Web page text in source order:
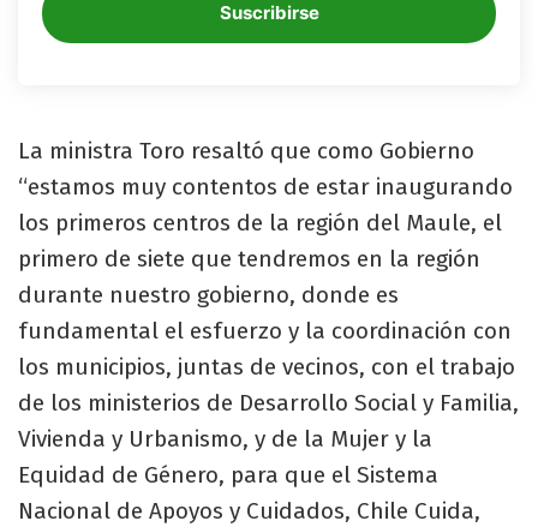
Suscribirse
La ministra Toro resaltó que como Gobierno
“estamos muy contentos de estar inaugurando
los primeros centros de la región del Maule, el
primero de siete que tendremos en la región
durante nuestro gobierno, donde es
fundamental el esfuerzo y la coordinación con
los municipios, juntas de vecinos, con el trabajo
de los ministerios de Desarrollo Social y Familia,
Vivienda y Urbanismo, y de la Mujer y la
Equidad de Género, para que el Sistema
Nacional de Apoyos y Cuidados, Chile Cuida,